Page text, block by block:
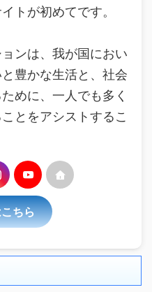
トが初めてです。
ンは、我が国におい
豊かな生活と、社会
めに、一人でも多く
とをアシストするこ
ちら